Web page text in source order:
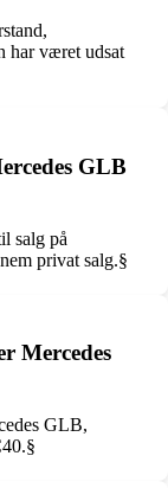
har været udsat
GLB
salg på
privat salg.§
Mercedes
GLB,